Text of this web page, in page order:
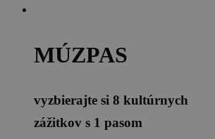
MÚZPAS
vyzbierajte si 8 kultúrnych
zážitkov s 1 pasom